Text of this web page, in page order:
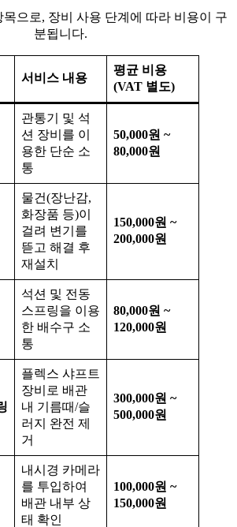
으로, 장비 사용 단계에 따라 비용이 구
분됩니다.
서비스 내용
평균 비용
(VAT 별도)
관통기 및 석
션 장비를 이
용한 단순 소
통
50,000원 ~
80,000원
물건(장난감,
화장품 등)이
걸려 변기를
뜯고 해결 후
재설치
150,000원 ~
200,000원
석션 및 전동
스프링을 이용
한 배수구 소
통
80,000원 ~
120,000원
플렉스 샤프트
장비로 배관
내 기름때/슬
러지 완전 제
거
300,000원 ~
500,000원
내시경 카메라
를 투입하여
배관 내부 상
태 확인
100,000원 ~
150,000원